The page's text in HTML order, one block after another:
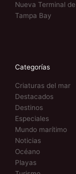
Nueva Terminal
Tampa Bay
Categorías
Criaturas del mar
Destacados
Destinos
Especiales
Mundo marítimo
Noticias
Océano
Playas